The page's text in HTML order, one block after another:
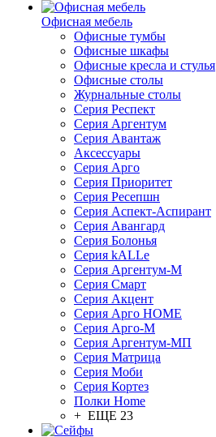
Офисная мебель
Офисные тумбы
Офисные шкафы
Офисные кресла и стулья
Офисные столы
Журнальные столы
Серия Респект
Серия Аргентум
Серия Авантаж
Аксессуары
Серия Арго
Серия Приоритет
Серия Ресепшн
Серия Аспект-Аспирант
Серия Авангард
Серия Болонья
Серия kALLe
Серия Аргентум-М
Серия Смарт
Серия Акцент
Серия Арго HOME
Серия Арго-М
Серия Аргентум-МП
Серия Матрица
Серия Моби
Серия Кортез
Полки Home
+ ЕЩЕ 23